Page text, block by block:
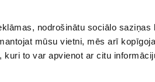
nodrošinātu sociālo
mūsu vietni, mēs arī
to var apvienot ar citu
1
Saņemšana 1